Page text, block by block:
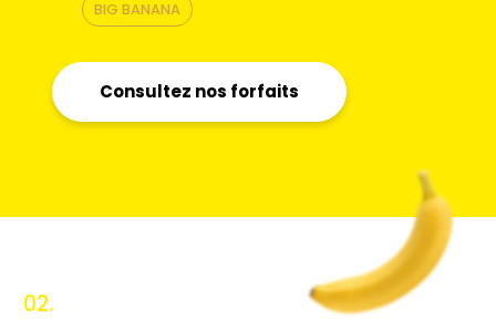
BIG BANANA
Consultez nos forfaits
02.